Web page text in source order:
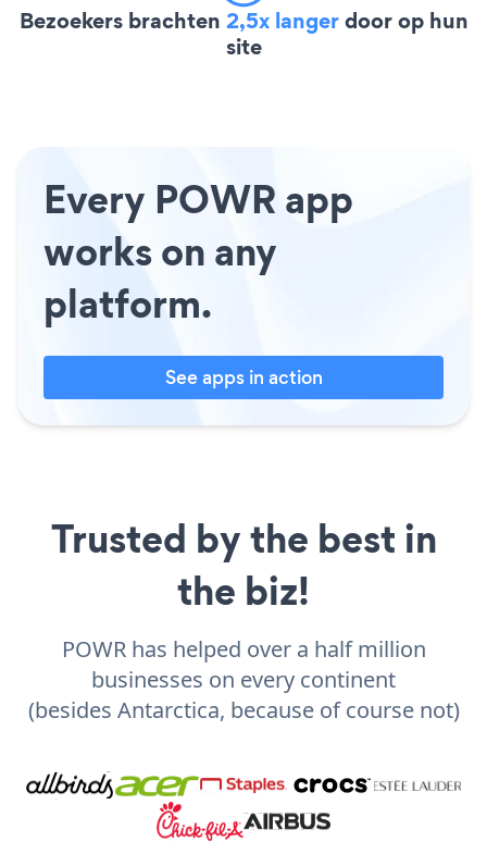
Bezoekers brachten 2,5x langerdoor op hun
site
Every POWR app
works on any
platform.
See apps in action
Trusted by the best in
the biz!
POWR has helped over a half million
businesses on every continent
(besides Antarctica, because of course not)